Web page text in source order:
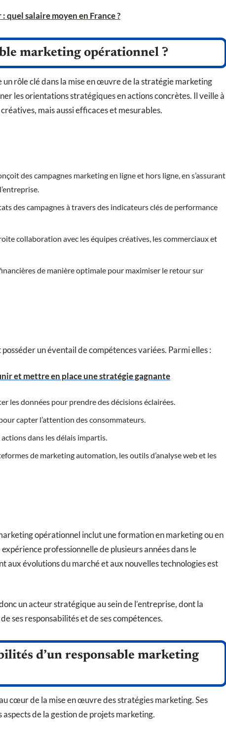
quel salaire moyen en France ?
marketing opérationnel ?
rôle clé dans la mise en œuvre de la stratégie marketing
les orientations stratégiques en actions concrètes. Il veille à
mais aussi efficaces et mesurables.
des campagnes marketing en ligne et hors ligne, en s’assurant
des campagnes à travers des indicateurs clés de performance
collaboration avec les équipes créatives, les commerciaux et
de manière optimale pour maximiser le retour sur
un éventail de compétences variées. Parmi elles :
et mettre en place une stratégie gagnante
les données pour prendre des décisions éclairées.
capter l’attention des consommateurs.
dans les délais impartis.
de marketing automation, les outils d’analyse web et les
opérationnel inclut une formation en marketing ou en
professionnelle de plusieurs années dans le
aux évolutions du marché et aux nouvelles technologies est
un acteur stratégique au sein de l’entreprise, dont la
ses responsabilités et de ses compétences.
d’un responsable marketing
cœur de la mise en œuvre des stratégies marketing. Ses
de la gestion de projets marketing.